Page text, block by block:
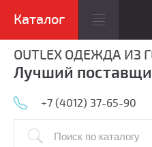
OUTLEX ОДЕЖДА ИЗ
Лучший
+7 (4012) 37-65-90